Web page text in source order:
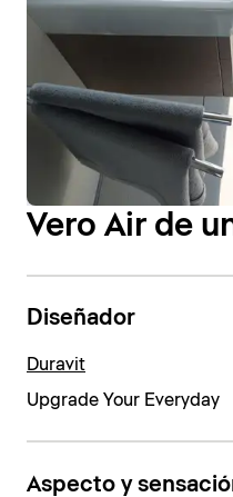
Vero Air de
Diseñador
Duravit
Upgrade Your Everyday
Aspecto y